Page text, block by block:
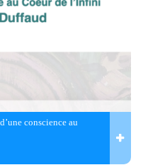
conscience au